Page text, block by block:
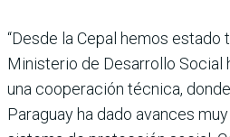
“Desde la Cepal hemos estado
Ministerio de Desarrollo Social
una cooperación técnica,
Paraguay ha dado avances